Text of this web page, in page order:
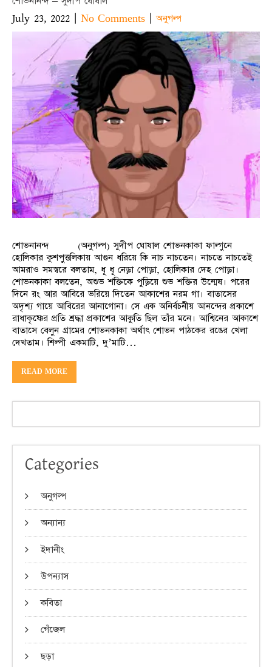
July 23, 2022 | No Comments |অনুগল্প
শোভনানন্দ (অনুগল্প) সুদীপ ঘোষাল শোভনকাকা ফাল্গুনে
হোলিকার কুশপুত্তলিকায় আগুন ধরিয়ে কি নাচ নাচতেন। নাচতে নাচতেই
আমরাও সমস্বরে বলতাম, ধূ ধূ নেড়া পোড়া, হোলিকার দেহ পোড়া।
শোভনকাকা বলতেন, অশুভ শক্তিকে পুড়িয়ে শুভ শক্তির উন্মেষ। পরের
দিনে রং আর আবিরে ভরিয়ে দিতেন আকাশের নরম গা। বাতাসের
অদৃশ্য গায়ে আবিরের আনাগোনা। সে এক অনির্বচনীয় আনন্দের প্রকাশে
রাধাকৃষ্ণের প্রতি শ্রদ্ধা প্রকাশের আকুতি ছিল তাঁর মনে। আশ্বিনের আকাশে
বাতাসে বেলুন গ্রামের শোভনকাকা অর্থাৎ শোভন পাঠকের রঙের খেলা
দেখতাম। শিল্পী একমাটি, দু’মাটি…
READ MORE
Categories
অনুগল্প
অন্যান্য
ইদানীং
উপন্যাস
কবিতা
গেঁজেল
ছড়া